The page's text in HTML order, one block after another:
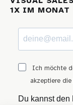
1X IM MONAT
Ich möchte
akzeptiere die
Du kannst